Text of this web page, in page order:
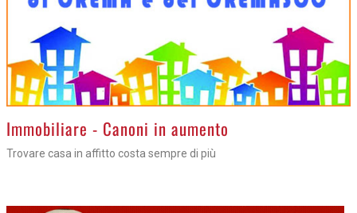
>Immobiliare - Canoni in aumento
Trovare casa in affitto costa sempre di più